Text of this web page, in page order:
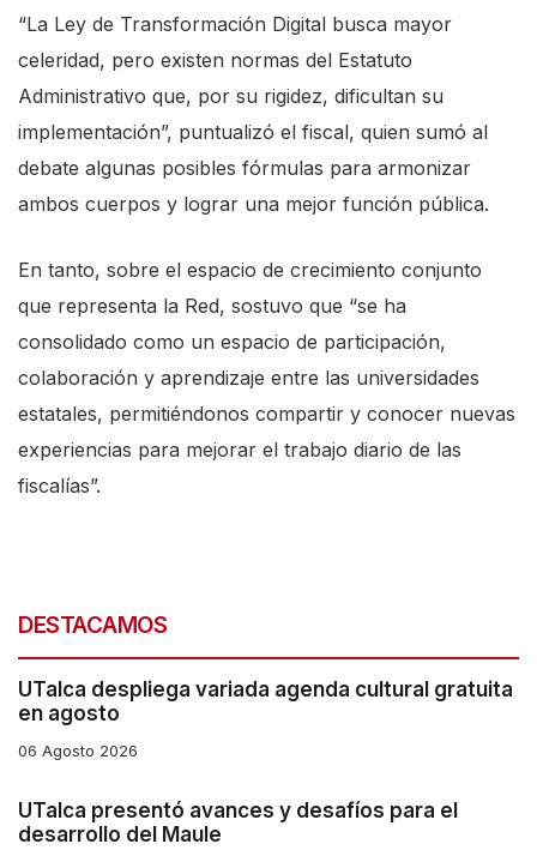
“La Ley de Transformación Digital busca mayor
celeridad, pero existen normas del Estatuto
Administrativo que, por su rigidez, dificultan su
implementación”, puntualizó el fiscal, quien sumó al
debate algunas posibles fórmulas para armonizar
ambos cuerpos y lograr una mejor función pública.
En tanto, sobre el espacio de crecimiento conjunto
que representa la Red, sostuvo que “se ha
consolidado como un espacio de participación,
colaboración y aprendizaje entre las universidades
estatales, permitiéndonos compartir y conocer nuevas
experiencias para mejorar el trabajo diario de las
fiscalías”.
DESTACAMOS
UTalca despliega variada agenda cultural gratuita
en agosto
06 Agosto 2026
UTalca presentó avances y desafíos para el
desarrollo del Maule